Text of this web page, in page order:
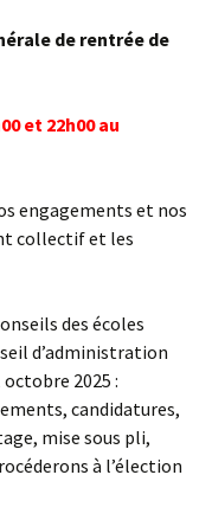
de rentrée de
et 22h00 au
engagements et nos
collectif et les
des écoles
d’administration
2025 :
candidatures,
mise sous pli,
à l’élection